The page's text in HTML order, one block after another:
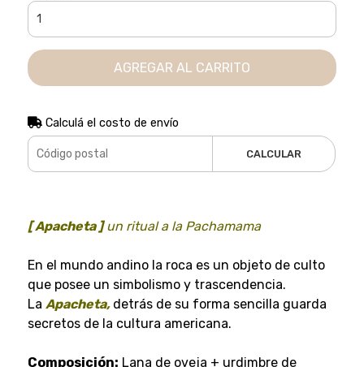
AGREGAR AL CARRITO
Calculá el costo de envío
CALCULAR
[ Apacheta ] un ritual a la Pachamama
En el mundo andino la roca es un objeto de culto
que posee un simbolismo y trascendencia.
La Apacheta, detrás de su forma sencilla guarda
secretos de la cultura americana.
Composición: Lana de oveja + urdimbre de